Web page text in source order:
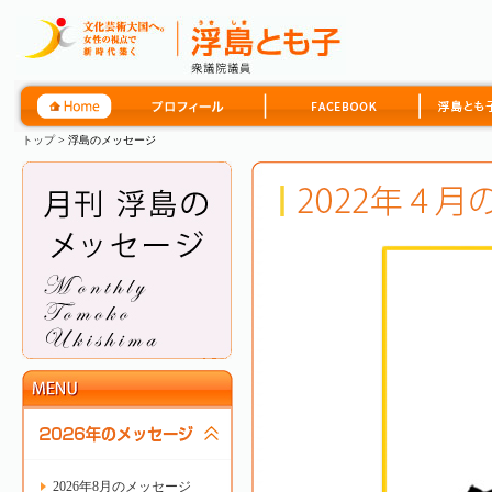
トップ> 浮島のメッセージ
2026年8月のメッセージ